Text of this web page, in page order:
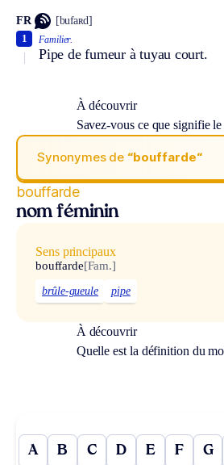
FR [bufaʀd]
Familier.
Pipe de fumeur à tuyau court.
1
À découvrir
Savez-vous ce que signifie
Synonymes de “bouffarde“
bouffarde
nom féminin
Sens principaux
bouffarde[Fam.]
brûle-gueule pipe
À découvrir
Quelle est la définition du
A B C D E F G